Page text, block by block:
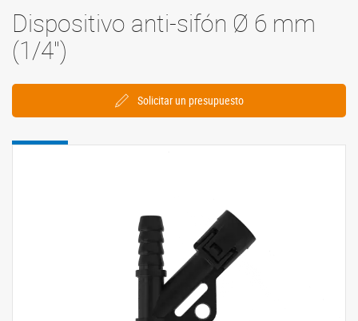
Dispositivo anti-sifón Ø 6 mm
(1/4'')
Solicitar un presupuesto